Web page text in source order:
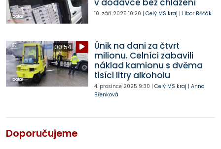
10. září 2025 10:20 | Celý MS kraj | Libor Běčák
00:54
Únik na dani za čtvrt
milionu. Celníci zabavili
náklad kamionu s dvěma
tisíci litry alkoholu
4. prosince 2025 9:30 | Celý MS kraj | Anna
Břenková
Doporučujeme